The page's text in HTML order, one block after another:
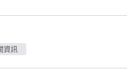
資訊